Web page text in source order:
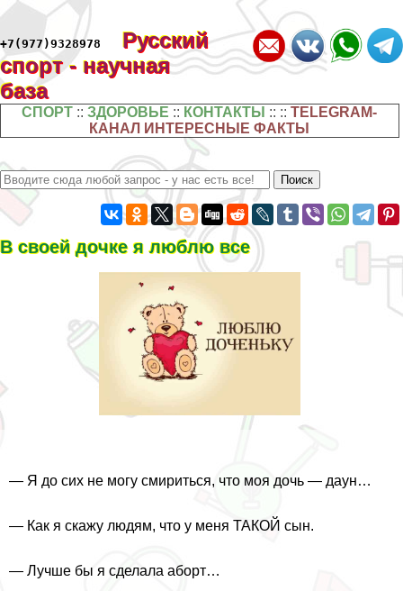
+7(977)9328978
Русский
спорт - научная
база
СПОРТ ::ЗДОРОВЬЕ :: КОНТАКТЫ :: ::TELEGRAM-
КАНАЛ ИНТЕРЕСНЫЕ ФАКТЫ
В своей дочке я люблю все
— Я до сих не могу смириться, что моя дочь — дayн…
— Как я скажу людям, что у меня ТАКОЙ сын.
— Лучше бы я сделала aбopт…